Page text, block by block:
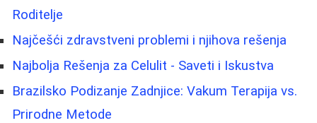
Roditelje
Najčešći zdravstveni problemi i njihova rešenja
Najbolja Rešenja za Celulit - Saveti i Iskustva
Brazilsko Podizanje Zadnjice: Vakum Terapija vs.
Prirodne Metode